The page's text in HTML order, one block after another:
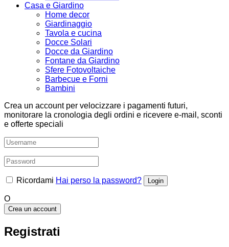
Casa e Giardino
Home decor
Giardinaggio
Tavola e cucina
Docce Solari
Docce da Giardino
Fontane da Giardino
Sfere Fotovoltaiche
Barbecue e Forni
Bambini
Crea un account per velocizzare i pagamenti futuri,
monitorare la cronologia degli ordini e ricevere e-mail, sconti
e offerte speciali
Ricordami Hai perso la password?
O
Crea un account
Registrati